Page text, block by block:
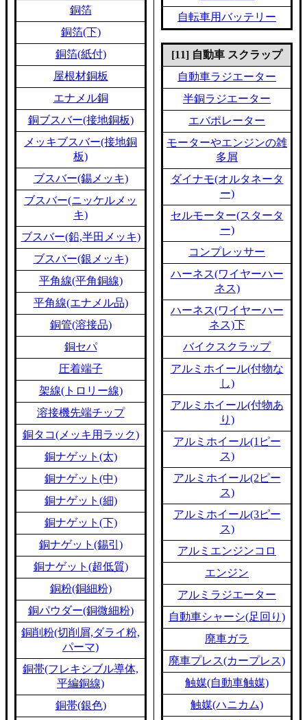
銅箔
銅箔(下)
銅箔(紙付)
屋根材銅板
エナメル銅
銅ブスバー(接地銅板)
メッキブスバー(接地銅
板)
ブスバー(錫メッキ)
ブスバー(ニッケルメッ
キ)
ブスバー(鉛,半田メッキ)
ブスバー(銀メッキ)
平角線(平角銅線)
平角線(エナメル品)
銅管(溶接品)
銅セパ
圧着端子
架線(トロリー線)
溶接機先端チップ
銅タコ(メッキ用ラック)
銅ナゲット(太)
銅ナゲット(中)
銅ナゲット(細)
銅ナゲット(下)
銅ナゲット(錫引)
銅ナゲット(超低質)
銅粉(銅細粉)
銅パウダー(銅微細粉)
銅削粉(切削屑,ダライ粉,
パーマ)
銅帯(フレキシブル導体,
平編銅線)
銅帯(銀色)
自転車用バッテリー
[11] 自動車 スクラップ
自動車ラジエーター
半銅ラジエーター
エバポレーター
モーターやエンジンの雑
多屑
ダイナモ(オルタネータ
ー)
セルモーター(スタータ
ー)
コンプレッサー
ハーネス(ワイヤーハー
ネス)
ハーネス(ワイヤーハー
ネス)下
バイクスクラップ
アルミホイール(付物な
し)
アルミホイール(付物あ
り)
アルミホイール(1ピー
ス)
アルミホイール(2ピー
ス)
アルミホイール(3ピー
ス)
アルミエンジンコロ
エンジン
アルミラジエーター
自動車シャーシ(足回り)
廃車ガラ
廃車プレス(カープレス)
触媒(自動車触媒)
触媒(ハニカム)